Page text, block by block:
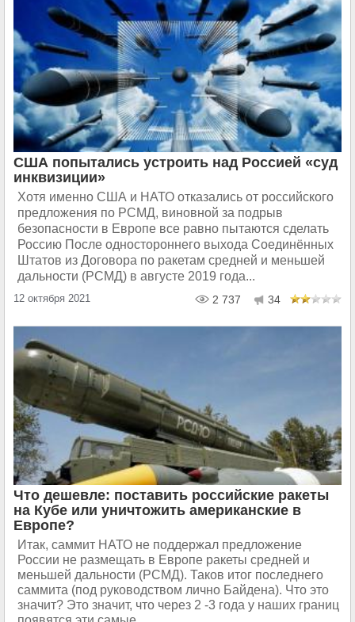
США попытались устроить над Россией «суд
инквизиции»
Хотя именно США и НАТО отказались от российского
предложения по РСМД, виновной за подрыв
безопасности в Европе все равно пытаются сделать
Россию После одностороннего выхода Соединённых
Штатов из Договора по ракетам средней и меньшей
дальности (РСМД) в августе 2019 года...
12 октября 2021 2 737 34
Что дешевле: поставить российские ракеты
на Кубе или уничтожить американские в
Европе?
Итак, саммит НАТО не поддержал предложение
России не размещать в Европе ракеты средней и
меньшей дальности (РСМД). Таков итог последнего
саммита (под руководством лично Байдена). Что это
значит? Это значит, что через 2 -3 года у наших границ